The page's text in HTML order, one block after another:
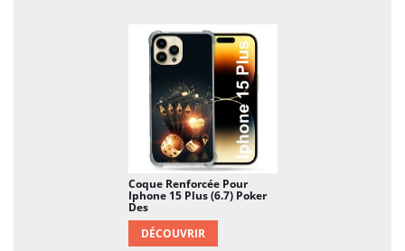
Coque Renforcée Pour
Iphone 15 Plus (6.7) Poker
Des
DÉCOUVRIR